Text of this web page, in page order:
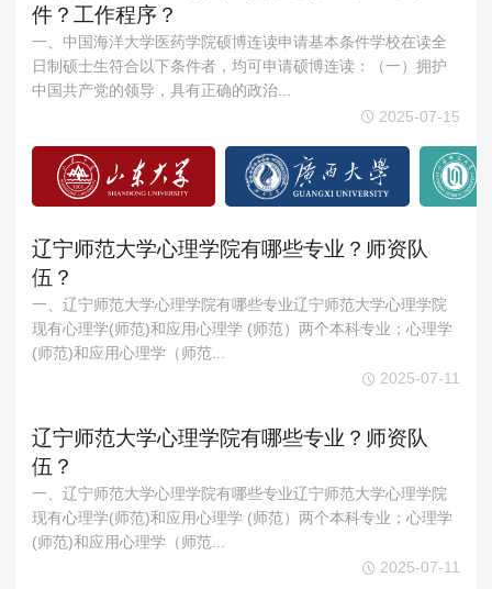
件？工作程序？
一、中国海洋大学医药学院硕博连读申请基本条件学校在读全
日制硕士生符合以下条件者，均可申请硕博连读：（一）拥护
中国共产党的领导，具有正确的政治...
2025-07-15
辽宁师范大学心理学院有哪些专业？师资队
伍？
一、辽宁师范大学心理学院有哪些专业辽宁师范大学心理学院
现有心理学(师范)和应用心理学 (师范）两个本科专业；心理学
(师范)和应用心理学（师范...
2025-07-11
辽宁师范大学心理学院有哪些专业？师资队
伍？
一、辽宁师范大学心理学院有哪些专业辽宁师范大学心理学院
现有心理学(师范)和应用心理学 (师范）两个本科专业；心理学
(师范)和应用心理学（师范...
2025-07-11